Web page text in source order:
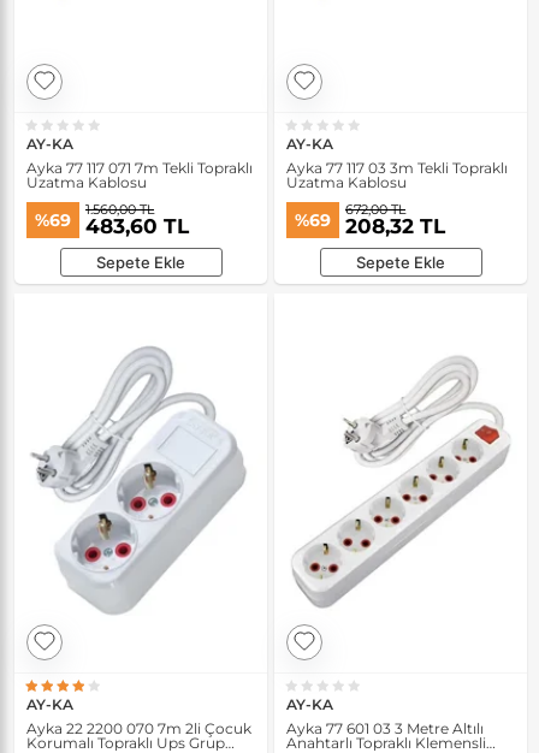
AY-KA
Ayka 77 117 071 7m Tekli Topraklı
Uzatma Kablosu
%69 1.560,00 TL
483,60 TL
Sepete Ekle
AY-KA
Ayka 77 117 03 3m Tekli Topraklı
Uzatma Kablosu
%69 672,00 TL
208,32 TL
Sepete Ekle
AY-KA
Ayka 22 2200 070 7m 2li Çocuk
Korumalı Topraklı Ups Grup
AY-KA
Ayka 77 601 03 3 Metre Altılı
Anahtarlı Topraklı Klemensli